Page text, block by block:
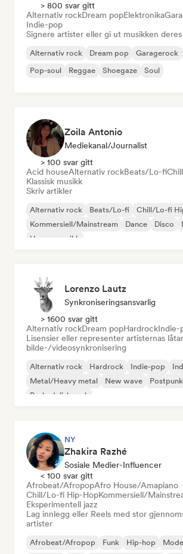
> 800 svar gitt
Alternativ rockDream popElektronika
Indie-pop
Signere artister eller gi ut musikken deres
Alternativ rock Dream pop Garagerock
Pop-soul
Reggae Shoegaze Soul
Zoila Antonio
Mediekanal/journalist
> 100 svar gitt
Acid houseAlternativ rockBeats/Lo-fi
Klassisk musikk
Skriv artikler
Alternativ rock Beats/Lo-fi
Chill/Lo-fi
Kommersiell/Mainstream
Dance Disco
House-musikk
Lorenzo Lautz
Synkroniseringsansvarlig
> 1600 svar gitt
Alternativ rockDream popHardrockIndie-
Lisensier eller representer artisternas
bilde-/videosynkronisering
Alternativ rock Hardrock Indie-pop
Metal/Heavy metal
New wave
Postpunk
Psykedelisk rock
NY
Zhakira Razhé
Sosiale Medier-Influencer
< 100 svar gitt
Afrobeat/AfropopAfro House/Amapiano
Chill/Lo-fi Hip-HopKommersiell/
Eksperimentell jazz
Lag innlegg eller Reels med stor
artister
Afrobeat/Afropop Funk Hip-hop